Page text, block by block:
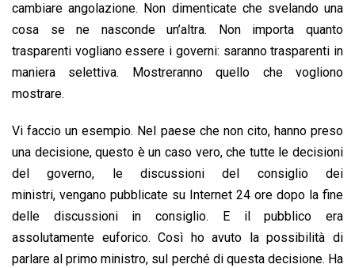
cambiare angolazione. Non dimenticate che svelando una
cosa se ne nasconde un’altra. Non importa quanto
trasparenti vogliano essere i governi: saranno trasparenti in
maniera selettiva. Mostreranno quello che vogliono
mostrare.
Vi faccio un esempio. Nel paese che non cito, hanno preso
una decisione, questo è un caso vero, che tutte le decisioni
del governo, le discussioni del consiglio dei
ministri, vengano pubblicate su Internet 24 ore dopo la fine
delle discussioni in consiglio. E il pubblico era
assolutamente euforico. Così ho avuto la possibilità di
parlare al primo ministro, sul perché di questa decisione. Ha